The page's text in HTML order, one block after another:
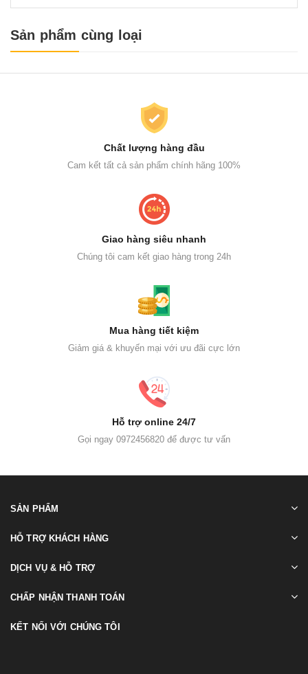
Sản phẩm cùng loại
Chất lượng hàng đầu
Cam kết tất cả sản phẩm chính hãng 100%
Giao hàng siêu nhanh
Chúng tôi cam kết giao hàng trong 24h
Mua hàng tiết kiệm
Giảm giá & khuyến mại với ưu đãi cực lớn
Hỗ trợ online 24/7
Gọi ngay 0972456820 để được tư vấn
SẢN PHẨM
HỖ TRỢ KHÁCH HÀNG
DỊCH VỤ & HỖ TRỢ
CHẤP NHẬN THANH TOÁN
KẾT NỐI VỚI CHÚNG TÔI